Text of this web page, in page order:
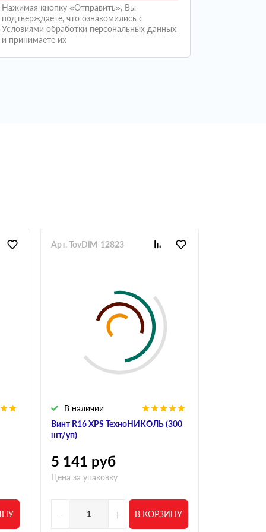
Нажимая кнопку «Отправить», Вы
подтверждаете, что ознакомились с
Условиями обработки персональных данных
и принимаете их
Винт R16 XPS ТехноНИКОЛЬ (300
шт/уп)
В наличии
Арт. TovDlM-12823
5 141 руб
Цена за упаковку
- + В КОРЗИНУ